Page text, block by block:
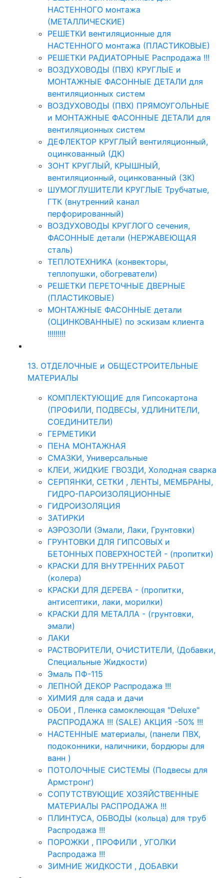
НАСТЕННОГО монтажа
(МЕТАЛЛИЧЕСКИЕ)
РЕШЕТКИ вентиляционные для
НАСТЕННОГО монтажа (ПЛАСТИКОВЫЕ)
РЕШЕТКИ РАДИАТОРНЫЕ Распродажа !!!
ВОЗДУХОВОДЫ (ПВХ) КРУГЛЫЕ и
МОНТАЖНЫЕ ФАСОННЫЕ ДЕТАЛИ для
вентиляционных систем
ВОЗДУХОВОДЫ (ПВХ) ПРЯМОУГОЛЬНЫЕ
и МОНТАЖНЫЕ ФАСОННЫЕ ДЕТАЛИ для
вентиляционных систем
ДЕФЛЕКТОР КРУГЛЫЙ вентиляционный,
оцинкованный (ДК)
ЗОНТ КРУГЛЫЙ, КРЫШНЫЙ,
вентиляционный, оцинкованный (ЗК)
ШУМОГЛУШИТЕЛИ КРУГЛЫЕ Трубчатые,
ГТК (внутренний канал
перфорированный)
ВОЗДУХОВОДЫ КРУГЛОГО сечения,
ФАСОННЫЕ детали (НЕРЖАВЕЮЩАЯ
сталь)
ТЕПЛОТЕХНИКА (конвекторы,
теплопушки, обогреватели)
РЕШЕТКИ ПЕРЕТОЧНЫЕ ДВЕРНЫЕ
(ПЛАСТИКОВЫЕ)
МОНТАЖНЫЕ ФАСОННЫЕ детали
(ОЦИНКОВАННЫЕ) по эскизам клиента
!!!!!!!!!
13. ОТДЕЛОЧНЫЕ и ОБЩЕСТРОИТЕЛЬНЫЕ
МАТЕРИАЛЫ
КОМПЛЕКТУЮЩИЕ для Гипсокартона
(ПРОФИЛИ, ПОДВЕСЫ, УДЛИНИТЕЛИ,
СОЕДИНИТЕЛИ)
ГЕРМЕТИКИ
ПЕНА МОНТАЖНАЯ
СМАЗКИ, Универсальные
КЛЕИ, ЖИДКИЕ ГВОЗДИ, Холодная сварка
СЕРПЯНКИ, СЕТКИ , ЛЕНТЫ, МЕМБРАНЫ,
ГИДРО-ПАРОИЗОЛЯЦИОННЫЕ
ГИДРОИЗОЛЯЦИЯ
ЗАТИРКИ
АЭРОЗОЛИ (Эмали, Лаки, Грунтовки)
ГРУНТОВКИ ДЛЯ ГИПСОВЫХ и
БЕТОННЫХ ПОВЕРХНОСТЕЙ - (пропитки)
КРАСКИ ДЛЯ ВНУТРЕННИХ РАБОТ
(колера)
КРАСКИ ДЛЯ ДЕРЕВА - (пропитки,
антисептики, лаки, морилки)
КРАСКИ ДЛЯ МЕТАЛЛА - (грунтовки,
эмали)
ЛАКИ
РАСТВОРИТЕЛИ, ОЧИСТИТЕЛИ, (Добавки,
Специальные Жидкости)
Эмаль ПФ-115
ЛЕПНОЙ ДЕКОР Распродажа !!!
ХИМИЯ для сада и дачи
ОБОИ , Пленка самоклеющая "Deluxe"
РАСПРОДАЖА !!! (SALE) АКЦИЯ -50% !!!
НАСТЕННЫЕ материалы, (панели ПВХ,
подоконники, наличники, бордюры для
ванн )
ПОТОЛОЧНЫЕ СИСТЕМЫ (Подвесы для
Армстронг)
СОПУТСТВУЮЩИЕ ХОЗЯЙСТВЕННЫЕ
МАТЕРИАЛЫ РАСПРОДАЖА !!!
ПЛИНТУСА, ОБВОДЫ (кольца) для труб
Распродажа !!!
ПОРОЖКИ , ПРОФИЛИ , УГОЛКИ
Распродажа !!!
ЗИМНИЕ ЖИДКОСТИ , ДОБАВКИ